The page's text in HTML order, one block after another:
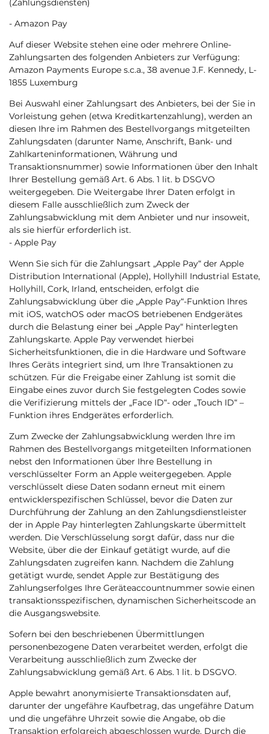
(Zahlungsdiensten)
- Amazon Pay
Auf dieser Website stehen eine oder mehrere Online-
Zahlungsarten des folgenden Anbieters zur Verfügung:
Amazon Payments Europe s.c.a., 38 avenue J.F. Kennedy, L-
1855 Luxemburg
Bei Auswahl einer Zahlungsart des Anbieters, bei der Sie in
Vorleistung gehen (etwa Kreditkartenzahlung), werden an
diesen Ihre im Rahmen des Bestellvorgangs mitgeteilten
Zahlungsdaten (darunter Name, Anschrift, Bank- und
Zahlkarteninformationen, Währung und
Transaktionsnummer) sowie Informationen über den Inhalt
Ihrer Bestellung gemäß Art. 6 Abs. 1 lit. b DSGVO
weitergegeben. Die Weitergabe Ihrer Daten erfolgt in
diesem Falle ausschließlich zum Zweck der
Zahlungsabwicklung mit dem Anbieter und nur insoweit,
als sie hierfür erforderlich ist.
- Apple Pay
Wenn Sie sich für die Zahlungsart „Apple Pay“ der Apple
Distribution International (Apple), Hollyhill Industrial Estate,
Hollyhill, Cork, Irland, entscheiden, erfolgt die
Zahlungsabwicklung über die „Apple Pay“-Funktion Ihres
mit iOS, watchOS oder macOS betriebenen Endgerätes
durch die Belastung einer bei „Apple Pay“ hinterlegten
Zahlungskarte. Apple Pay verwendet hierbei
Sicherheitsfunktionen, die in die Hardware und Software
Ihres Geräts integriert sind, um Ihre Transaktionen zu
schützen. Für die Freigabe einer Zahlung ist somit die
Eingabe eines zuvor durch Sie festgelegten Codes sowie
die Verifizierung mittels der „Face ID“- oder „Touch ID“ –
Funktion ihres Endgerätes erforderlich.
Zum Zwecke der Zahlungsabwicklung werden Ihre im
Rahmen des Bestellvorgangs mitgeteilten Informationen
nebst den Informationen über Ihre Bestellung in
verschlüsselter Form an Apple weitergegeben. Apple
verschlüsselt diese Daten sodann erneut mit einem
entwicklerspezifischen Schlüssel, bevor die Daten zur
Durchführung der Zahlung an den Zahlungsdienstleister
der in Apple Pay hinterlegten Zahlungskarte übermittelt
werden. Die Verschlüsselung sorgt dafür, dass nur die
Website, über die der Einkauf getätigt wurde, auf die
Zahlungsdaten zugreifen kann. Nachdem die Zahlung
getätigt wurde, sendet Apple zur Bestätigung des
Zahlungserfolges Ihre Geräteaccountnummer sowie einen
transaktionsspezifischen, dynamischen Sicherheitscode an
die Ausgangswebsite.
Sofern bei den beschriebenen Übermittlungen
personenbezogene Daten verarbeitet werden, erfolgt die
Verarbeitung ausschließlich zum Zwecke der
Zahlungsabwicklung gemäß Art. 6 Abs. 1 lit. b DSGVO.
Apple bewahrt anonymisierte Transaktionsdaten auf,
darunter der ungefähre Kaufbetrag, das ungefähre Datum
und die ungefähre Uhrzeit sowie die Angabe, ob die
Transaktion erfolgreich abgeschlossen wurde. Durch die